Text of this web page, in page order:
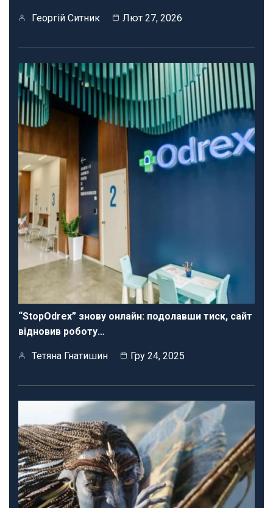
Георгій Ситник Лют 27, 2026
“StopOdrex” знову онлайн: подолавши тиск, сайт
відновив роботу…
Тетяна Гнатишин Гру 24, 2025